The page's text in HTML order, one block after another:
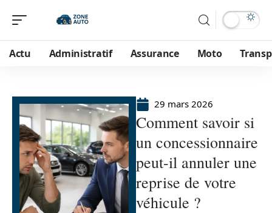
Actu Administratif Assurance Moto
29 mars 2026
Comment savoir si
un concessionnaire
peut-il annuler une
reprise de votre
véhicule ?